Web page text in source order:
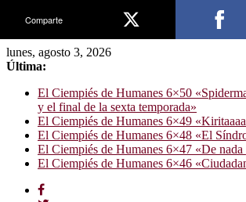
lunes, agosto 3, 2026
Última:
El Ciempiés de Humanes 6×50
y el final de la sexta temporada»
El Ciempiés de Humanes 6×49
El Ciempiés de Humanes 6×48 «El
El Ciempiés de Humanes 6×47 «De nada
El Ciempiés de Humanes 6×46
Comparte